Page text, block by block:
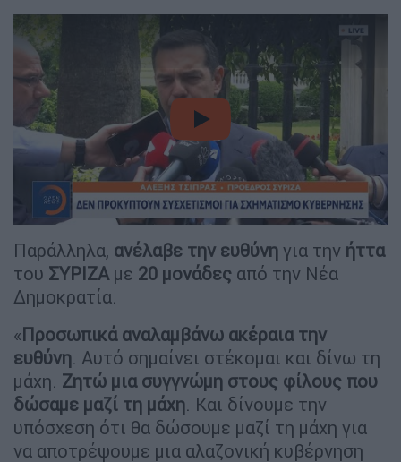
video
Παράλληλα, ανέλαβε την ευθύνη για την ήττα
του ΣΥΡΙΖΑ με 20 μονάδες από την Νέα
Δημοκρατία.
«Προσωπικά αναλαμβάνω ακέραια την
ευθύνη. Αυτό σημαίνει στέκομαι και δίνω τη
μάχη. Ζητώ μια συγγνώμη στους φίλους που
δώσαμε μαζί τη μάχη. Και δίνουμε την
υπόσχεση ότι θα δώσουμε μαζί τη μάχη για
να αποτρέψουμε μια αλαζονική κυβέρνηση